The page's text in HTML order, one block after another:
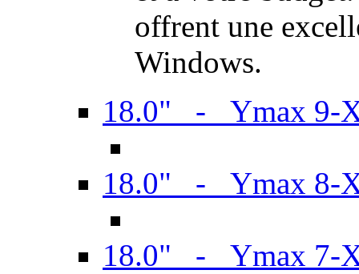
offrent une
Windows.
18.0" - Ymax 9-
18.0" - Ymax 8-
18.0" - Ymax 7-